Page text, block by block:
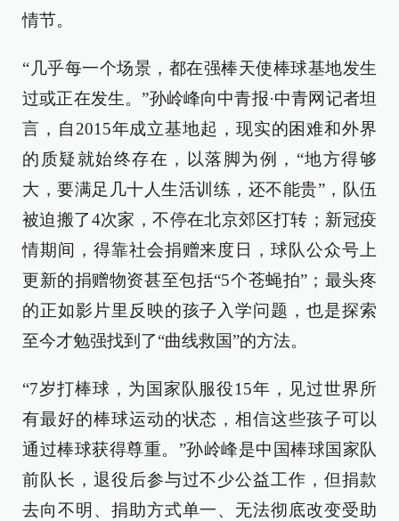
情节。
“几乎每一个场景，都在强棒天使棒球基地发生
过或正在发生。”孙岭峰向中青报·中青网记者坦
言，自2015年成立基地起，现实的困难和外界
的质疑就始终存在，以落脚为例，“地方得够
大，要满足几十人生活训练，还不能贵”，队伍
被迫搬了4次家，不停在北京郊区打转；新冠疫
情期间，得靠社会捐赠来度日，球队公众号上
更新的捐赠物资甚至包括“5个苍蝇拍”；最头疼
的正如影片里反映的孩子入学问题，也是探索
至今才勉强找到了“曲线救国”的方法。
“7岁打棒球，为国家队服役15年，见过世界所
有最好的棒球运动的状态，相信这些孩子可以
通过棒球获得尊重。”孙岭峰是中国棒球国家队
前队长，退役后参与过不少公益工作，但捐款
去向不明、捐助方式单一、无法彻底改变受助